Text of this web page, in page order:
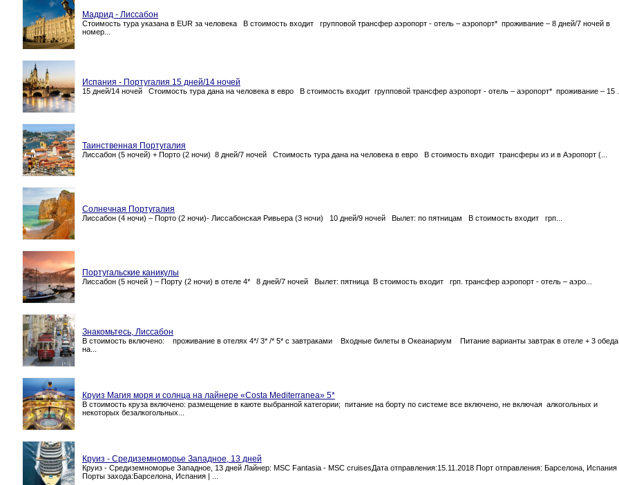
Мадрид - Лиссабон
Стоимость тура указана в EUR за человека В стоимость входит групповой трансфер аэропорт - отель – аэропорт* проживание – 8 дней/7 ночей в
номер...
Испания - Португалия 15 дней/14 ночей
15 дней/14 ночей Стоимость тура дана на человека в евро В стоимость входит групповой трансфер аэропорт - отель – аэропорт* проживание – 15 ...
Таинственная Португалия
Лиссабон (5 ночей) + Порто (2 ночи) 8 дней/7 ночей Стоимость тура дана на человека в евро В стоимость входит трансферы из и в Аэропорт (...
Солнечная Португалия
Лиссабон (4 ночи) – Порто (2 ночи)- Лиссабонская Ривьера (3 ночи) 10 дней/9 ночей Вылет: по пятницам В стоимость входит грп...
Португальские каникулы
Лиссабон (5 ночей ) – Порту (2 ночи) в отеле 4* 8 дней/7 ночей Вылет: пятница В стоимость входит грп. трансфер аэропорт - отель – аэро...
Знакомьтесь, Лиссабон
В стоимость включено: проживание в отелях 4*/ 3* /* 5* с завтраками Входные билеты в Океанариум Питание варианты завтрак в отеле + 3 обеда
на...
Круиз Магия моря и солнца на лайнере «Costa Mediterranea» 5*
В стоимость круза включено: размещение в каюте выбранной категории; питание на борту по системе все включено, не включая алкогольных и
некоторых безалкогольных...
Круиз - Средиземноморье Западное, 13 дней
Круиз - Средиземноморье Западное, 13 дней Лайнер: MSC Fantasia - MSC cruisesДата отправления:15.11.2018 Порт отправления: Барселона, Испания
Порты захода:Барселона, Испания | ...